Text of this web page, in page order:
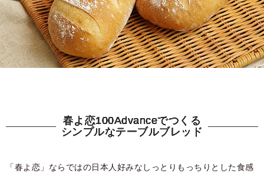
春よ恋100Advanceでつくる
シンプルなテーブルブレッド
「春よ恋」ならではの日本人好みなしっとりもっちりとした食感